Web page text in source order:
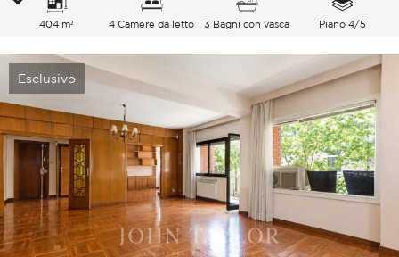
404 m² 4 Camere da letto 3 Bagni con vasca Piano 4/5
Esclusivo